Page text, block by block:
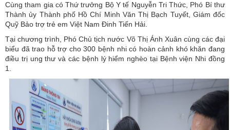
Cùng tham gia có Thứ trưởng Bộ Y tế Nguyễn Tri Thức, Phó Bí thư
Thành ủy Thành phố Hồ Chí Minh Văn Thị Bạch Tuyết, Giám đốc
Quỹ Bảo trợ trẻ em Việt Nam Đinh Tiến Hải.
Tại chương trình, Phó Chủ tịch nước Võ Thị Ánh Xuân cùng các đại
biểu đã trao hỗ trợ cho 300 bệnh nhi có hoàn cảnh khó khăn đang
điều trị ung thư và các bệnh lý hiểm nghèo tại Bệnh viện Nhi đồng
1.